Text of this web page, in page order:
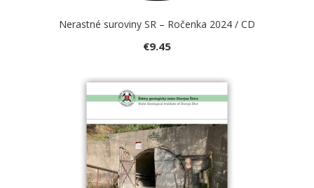
Nerastné suroviny SR – Ročenka 2024 / CD
€9.45